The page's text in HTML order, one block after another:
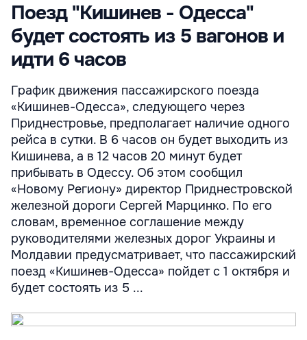
Поезд "Кишинев - Одесса"
будет состоять из 5 вагонов и
идти 6 часов
График движения пассажирского поезда
«Кишинев-Одесса», следующего через
Приднестровье, предполагает наличие одного
рейса в сутки. В 6 часов он будет выходить из
Кишинева, а в 12 часов 20 минут будет
прибывать в Одессу. Об этом сообщил
«Новому Региону» директор Приднестровской
железной дороги Сергей Марцинко. По его
словам, временное соглашение между
руководителями железных дорог Украины и
Молдавии предусматривает, что пассажирский
поезд «Кишинев-Одесса» пойдет с 1 октября и
будет состоять из 5 ...